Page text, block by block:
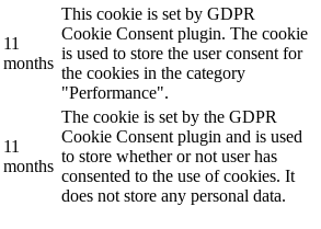
11
months
This cookie is set by GDPR
Cookie Consent plugin. The cookie
is used to store the user consent for
the cookies in the category
"Performance".
11
months
The cookie is set by the GDPR
Cookie Consent plugin and is used
to store whether or not user has
consented to the use of cookies. It
does not store any personal data.